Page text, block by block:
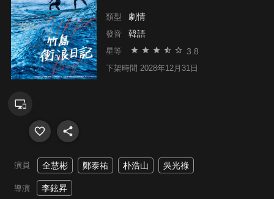
類型 劇情
發音 韓語
星等 3.8
下架時間 2028年12月31日
演員 全慧彬 鄭泰祐 朴浩山 吳光祿
導演 李鉉昇